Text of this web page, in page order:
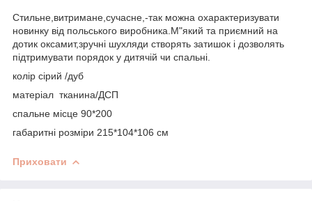
Стильне,витримане,сучасне,-так можна охарактеризувати
новинку від польського виробника.М"який та приємний на
дотик оксамит,зручні шухляди створять затишок і дозволять
підтримувати порядок у дитячій чи спальні.
колір сірий /дуб
матеріал тканина/ДСП
спальне місце 90*200
габаритні розміри 215*104*106 см
Приховати